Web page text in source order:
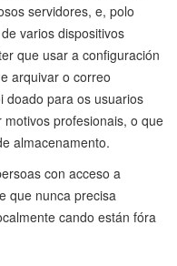
servidores, e, polo
varios dispositivos
que usar a configuración
arquivar o correo
doado para os usuarios
profesionais, o que
almacenamento.
con acceso a
que nunca precisa
cando están fóra